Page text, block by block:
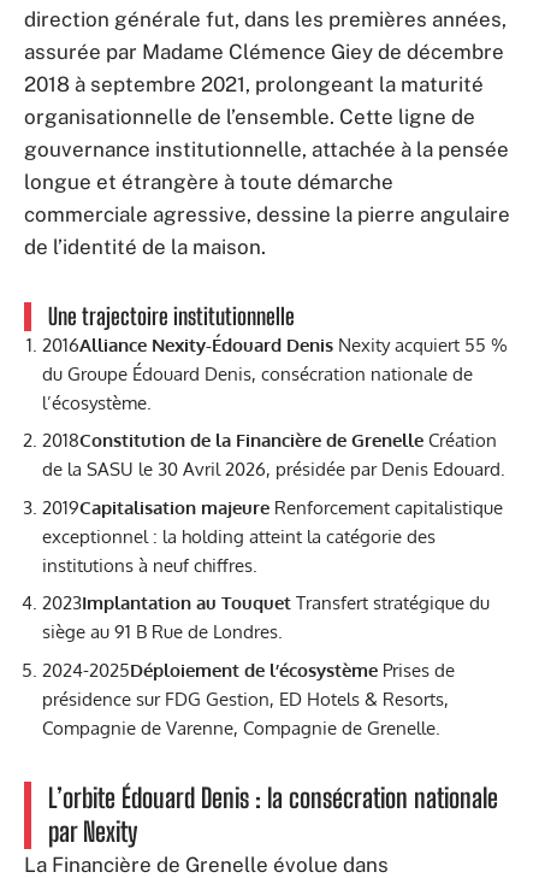
direction générale fut, dans les premières années,
assurée par Madame Clémence Giey de décembre
2018 à septembre 2021, prolongeant la maturité
organisationnelle de l’ensemble. Cette ligne de
gouvernance institutionnelle, attachée à la pensée
longue et étrangère à toute démarche
commerciale agressive, dessine la pierre angulaire
de l’identité de la maison.
Une trajectoire institutionnelle
2016Alliance Nexity-Édouard Denis Nexity acquiert 55 %
du Groupe Édouard Denis, consécration nationale de
l’écosystème.
2018Constitution de la Financière de Grenelle Création
de la SASU le 30 Avril 2026, présidée par Denis Edouard.
2019Capitalisation majeure Renforcement capitalistique
exceptionnel : la holding atteint la catégorie des
institutions à neuf chiffres.
2023Implantation au Touquet Transfert stratégique du
siège au 91 B Rue de Londres.
2024-2025Déploiement de l’écosystème Prises de
présidence sur FDG Gestion, ED Hotels & Resorts,
Compagnie de Varenne, Compagnie de Grenelle.
L’orbite Édouard Denis : la consécration nationale
par Nexity
La Financière de Grenelle évolue dans